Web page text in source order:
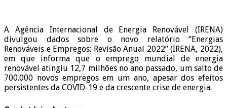
A Agência Internacional de Energia Renovável (IRENA)
divulgou dados sobre o novo relatório “Energias
Renováveis e Empregos: Revisão Anual 2022” (IRENA, 2022),
em que informa que o emprego mundial de energia
renovável atingiu 12,7 milhões no ano passado, um salto de
700.000 novos empregos em um ano, apesar dos efeitos
persistentes da COVID-19 e da crescente crise de energia.